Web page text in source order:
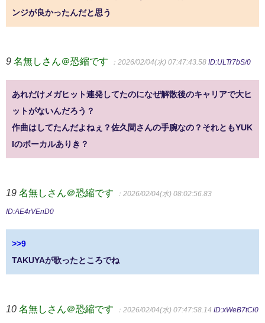
ンジが良かったんだと思う
9 名無しさん＠恐縮です ：2026/02/04(水) 07:47:43.58 ID:ULTr7bS/0
あれだけメガヒット連発してたのになぜ解散後のキャリアで大ヒ
ットがないんだろう？
作曲はしてたんだよねぇ？佐久間さんの手腕なの？それともYUK
Iのボーカルありき？
19 名無しさん＠恐縮です ：2026/02/04(水) 08:02:56.83
ID:AE4rVEnD0
>>9
TAKUYAが歌ったところでね
10 名無しさん＠恐縮です ：2026/02/04(水) 07:47:58.14 ID:xWeB7tCi0